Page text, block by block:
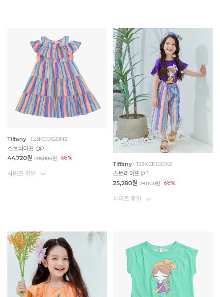
Tiffany T23KCO020N2
스트라이프 OP
44,720원 138,000원 68%
사이즈 확인
Tiffany T23KCP020N2
스트라이프 PT
25,280원 79,000원 68%
사이즈 확인